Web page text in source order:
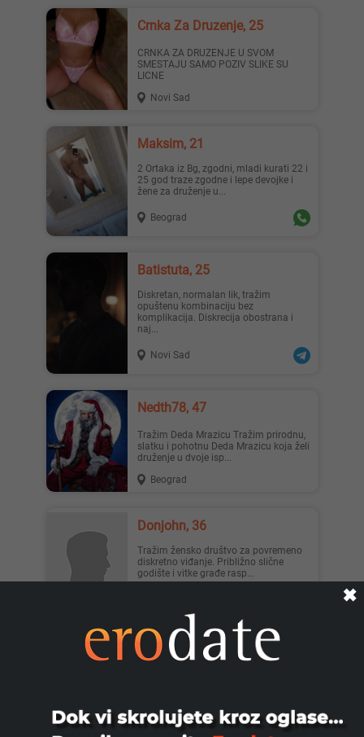
Crnka Za Druzenje, 25
CRNKA ZA DRUZENJE U SVOM
SMESTAJU SAMO POZIV SLIKE SU
LICNE
Novi Sad
Maksim, 21
2 Ortaka iz Bg, zgodni, mladi kurati 22 i
25 god traze zgodne i lepe devojke i
žene za druženje u...
Beograd
Batistuta, 25
Diskretan, normalan lik, tražim
opuštenu kombinaciju bez
komplikacija. Diskrecija obostrana i
naj...
Novi Sad
Nedth78, 47
Tražim Deda Mrazicu Tražim prirodnu,
slatku i pohotnu Deda Mrazicu koja želi
druženje u dvoje isp...
Beograd
Donjohn, 36
Tražim žensko društvo za povremeno
diskretno viđanje. Približno slične
godište i vitke građe rasp...
Markomare994, 31
Beograd
✖